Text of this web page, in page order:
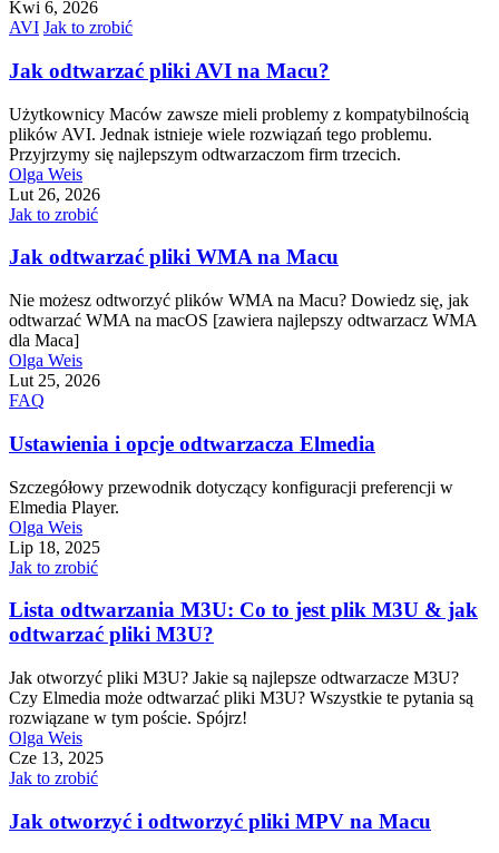
Kwi 6, 2026
AVI Jak to zrobić
Jak odtwarzać pliki AVI na Macu?
Użytkownicy Maców zawsze mieli problemy z kompatybilnością
plików AVI. Jednak istnieje wiele rozwiązań tego problemu.
Przyjrzymy się najlepszym odtwarzaczom firm trzecich.
Olga Weis
Lut 26, 2026
Jak to zrobić
Jak odtwarzać pliki WMA na Macu
Nie możesz odtworzyć plików WMA na Macu? Dowiedz się, jak
odtwarzać WMA na macOS [zawiera najlepszy odtwarzacz WMA
dla Maca]
Olga Weis
Lut 25, 2026
FAQ
Ustawienia i opcje odtwarzacza Elmedia
Szczegółowy przewodnik dotyczący konfiguracji preferencji w
Elmedia Player.
Olga Weis
Lip 18, 2025
Jak to zrobić
Lista odtwarzania M3U: Co to jest plik M3U & jak
odtwarzać pliki M3U?
Jak otworzyć pliki M3U? Jakie są najlepsze odtwarzacze M3U?
Czy Elmedia może odtwarzać pliki M3U? Wszystkie te pytania są
rozwiązane w tym poście. Spójrz!
Olga Weis
Cze 13, 2025
Jak to zrobić
Jak otworzyć i odtworzyć pliki MPV na Macu